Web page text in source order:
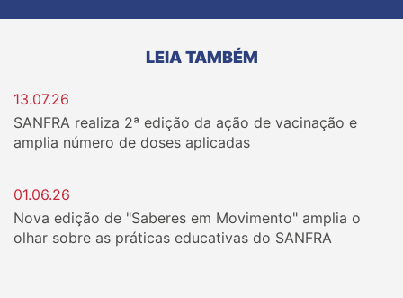
LEIA TAMBÉM
13.07.26
SANFRA realiza 2ª edição da ação de vacinação e
amplia número de doses aplicadas
01.06.26
Nova edição de "Saberes em Movimento" amplia o
olhar sobre as práticas educativas do SANFRA